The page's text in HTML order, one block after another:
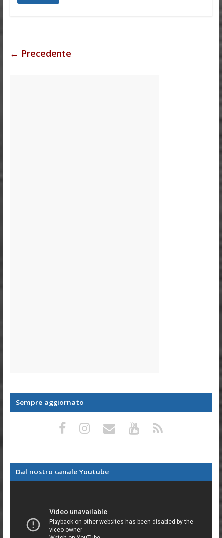
← Precedente
Sempre aggiornato
Dal nostro canale Youtube